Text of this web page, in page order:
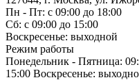
Пн - Пт: с 09:00 до 18:00
Сб: с 09:00 до 15:00
Воскресенье: выходной
Режим работы
Понедельник - Пятница:
15:00 Воскресенье: